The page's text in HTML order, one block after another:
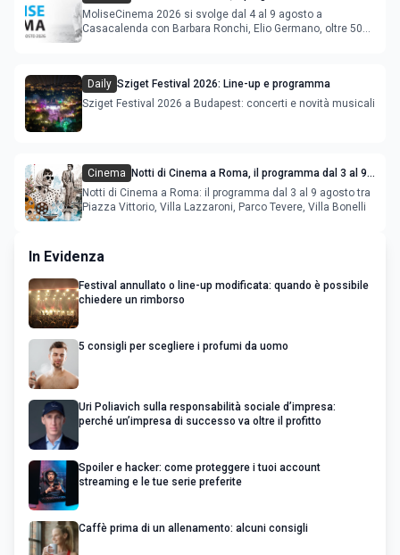
MoliseCinema 2026 si svolge dal 4 al 9 agosto a
Casacalenda con Barbara Ronchi, Elio Germano, oltre 50
Daily Sziget Festival 2026: Line-up e programma
Sziget Festival 2026 a Budapest: concerti e novità musicali
Cinema
Notti di Cinema a Roma, il programma dal 3 al 9
agosto
Notti di Cinema a Roma: il programma dal 3 al 9 agosto tra
Piazza Vittorio, Villa Lazzaroni, Parco Tevere, Villa Bonelli
In Evidenza
Festival annullato o line-up modificata: quando è possibile
chiedere un rimborso
5 consigli per scegliere i profumi da uomo
Uri Poliavich sulla responsabilità sociale d’impresa:
perché un’impresa di successo va oltre il profitto
Spoiler e hacker: come proteggere i tuoi account
streaming e le tue serie preferite
Caffè prima di un allenamento: alcuni consigli